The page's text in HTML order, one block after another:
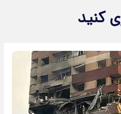
کنید